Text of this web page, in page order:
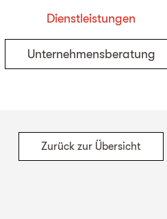
Dienstleistungen
Unternehmensberatung
Zurück zur Übersicht